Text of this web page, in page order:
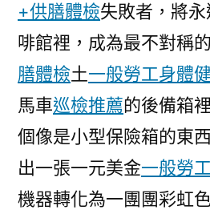
+供膳體檢失敗者，將
啡館裡，成為最不對稱
膳體檢土一般勞工身體
馬車巡檢推薦的後備箱
個像是小型保險箱的東
出一張一元美金一般勞
機器轉化為一團團彩虹